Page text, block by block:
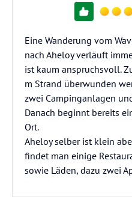
Eine Wanderung vom
nach Aheloy verläuft
ist kaum anspruchsvoll.
m Strand überwunden
zwei Campinganlagen
Danach beginnt bereits
Ort.
Aheloy selber ist klein
findet man einige
sowie Läden, dazu zwei